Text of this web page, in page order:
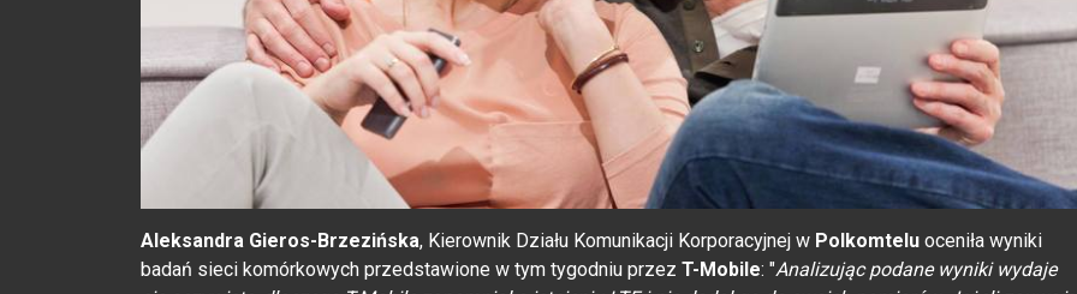
Aleksandra Gieros-Brzezińska, Kierownik Działu Komunikacji Korporacyjnej w Polkomtelu oceniła wyniki
badań sieci komórkowych przedstawione w tym tygodniu przez T-Mobile: "Analizując podane wyniki wydaje